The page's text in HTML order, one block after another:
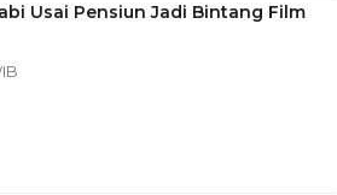
Usai Pensiun Jadi Bintang Film